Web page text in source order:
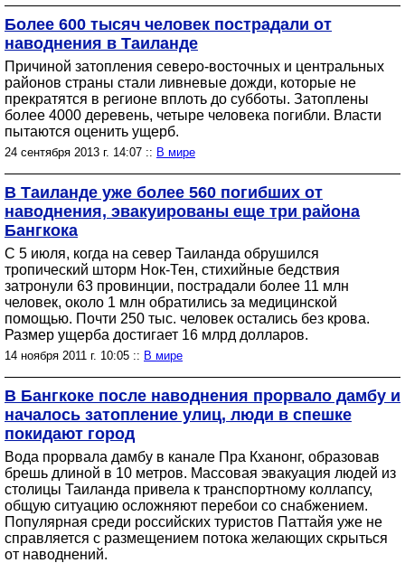
Более 600 тысяч человек пострадали от
наводнения в Таиланде
Причиной затопления северо-восточных и центральных
районов страны стали ливневые дожди, которые не
прекратятся в регионе вплоть до субботы. Затоплены
более 4000 деревень, четыре человека погибли. Власти
пытаются оценить ущерб.
24 сентября 2013 г. 14:07 :: В мире
В Таиланде уже более 560 погибших от
наводнения, эвакуированы еще три района
Бангкока
С 5 июля, когда на север Таиланда обрушился
тропический шторм Нок-Тен, стихийные бедствия
затронули 63 провинции, пострадали более 11 млн
человек, около 1 млн обратились за медицинской
помощью. Почти 250 тыс. человек остались без крова.
Размер ущерба достигает 16 млрд долларов.
14 ноября 2011 г. 10:05 :: В мире
В Бангкоке после наводнения прорвало дамбу и
началось затопление улиц, люди в спешке
покидают город
Вода прорвала дамбу в канале Пра Кханонг, образовав
брешь длиной в 10 метров. Массовая эвакуация людей из
столицы Таиланда привела к транспортному коллапсу,
общую ситуацию осложняют перебои со снабжением.
Популярная среди российских туристов Паттайя уже не
справляется с размещением потока желающих скрыться
от наводнений.